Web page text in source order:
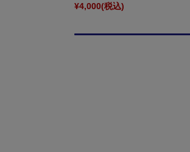
¥4,000(税込)